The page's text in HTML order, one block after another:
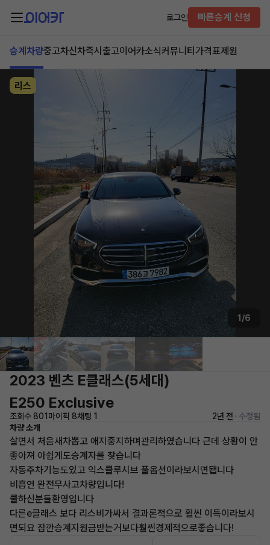
로그인 빠른승계 신청
승계차량중고차신차즉시출고이어카소식커뮤니티 가격표제원
리스
1/6
2023 벤츠 E클래스(5세대)
E250 Exclusive
조회수 801 마이픽 8채팅 1 2년 전 · 수정됨
차량 소개
살면서 처음새차뽑고 애지중지하며관리하였습니다 근데 상황이 안
좋아져 아쉽게도승계자를 찾습니다
자동주차기능도있고 익스클루시브 풀옵션이라보시면됍니다
비흡연 완전무사고차량입니다!
쿨하신분들환영입니다
다른e클래스 보다 리스비가싸서 결과론적으로 훨씬 이득이라보시
면되요 잠깐승계지원금받는거보다훨씬경제적으로좋습니다!